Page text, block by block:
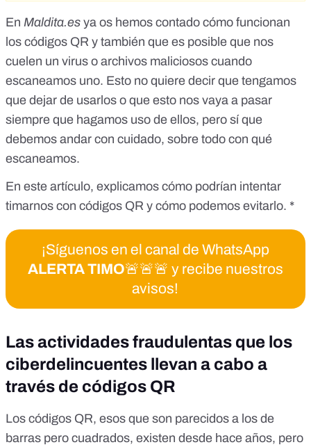
En Maldita.es ya os hemos contado cómo funcionan
los códigos QR y también que es posible que nos
cuelen un virus o archivos maliciosos cuando
escaneamos uno. Esto no quiere decir que tengamos
que dejar de usarlos o que esto nos vaya a pasar
siempre que hagamos uso de ellos, pero sí que
debemos andar con cuidado, sobre todo con qué
escaneamos.
En este artículo, explicamos cómo podrían intentar
timarnos con códigos QR y cómo podemos evitarlo. *
¡Síguenos en el canal de WhatsApp
ALERTA TIMO🚨🚨🚨 y recibe nuestros
avisos!
Las actividades fraudulentas que los
ciberdelincuentes llevan a cabo a
través de códigos QR
Los códigos QR, esos que son parecidos a los de
barras pero cuadrados, existen desde hace años, pero